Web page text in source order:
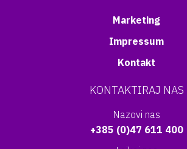
Marketing
Impressum
Kontakt
KONTAKTIRAJ NAS
Nazovi nas
+385 (0)47 611 400